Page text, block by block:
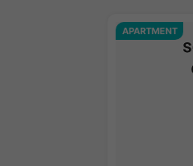
APARTMENT